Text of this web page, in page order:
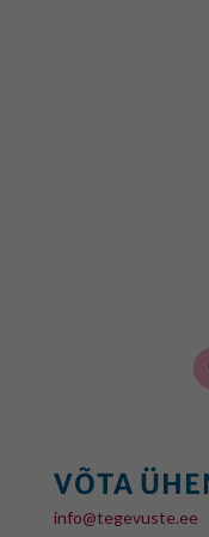
VÕTA
info@tegevuste.ee